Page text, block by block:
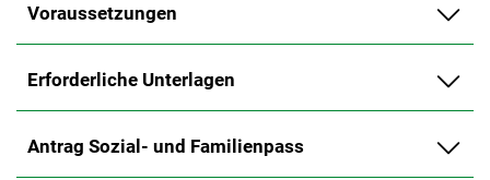
Voraussetzungen
Erforderliche Unterlagen
Antrag Sozial- und Familienpass